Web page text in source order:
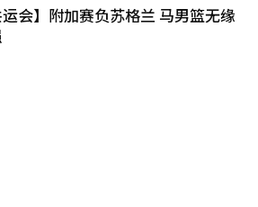
运会】附加赛负苏格兰 马男篮无缘